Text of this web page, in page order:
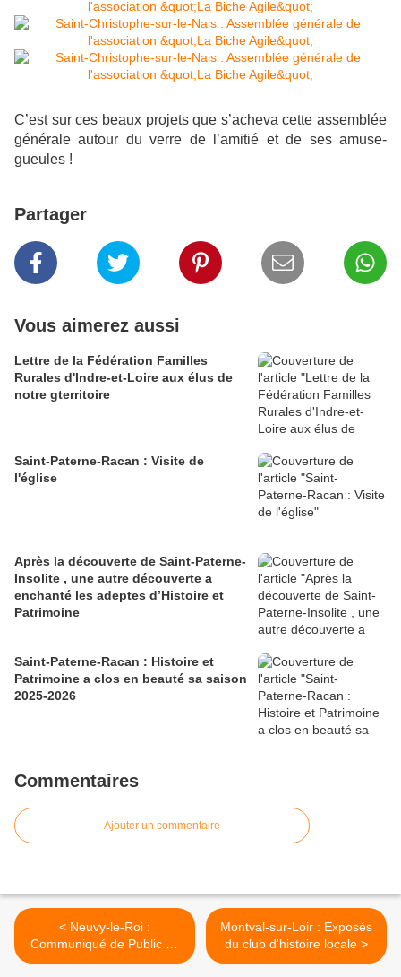
C’est sur ces beaux projets que s’acheva cette assemblée
générale autour du verre de l’amitié et de ses amuse-
gueules !
Partager
Vous aimerez aussi
Lettre de la Fédération Familles
Rurales d'Indre-et-Loire aux élus de
notre gterritoire
Saint-Paterne-Racan : Visite de
l'église
Après la découverte de Saint-Paterne-
Insolite , une autre découverte a
enchanté les adeptes d’Histoire et
Patrimoine
Saint-Paterne-Racan : Histoire et
Patrimoine a clos en beauté sa saison
2025-2026
Commentaires
Ajouter un commentaire
< Neuvy-le-Roi :
Communiqué de Public en
Herbe
Montval-sur-Loir : Exposés
du club d'histoire locale >